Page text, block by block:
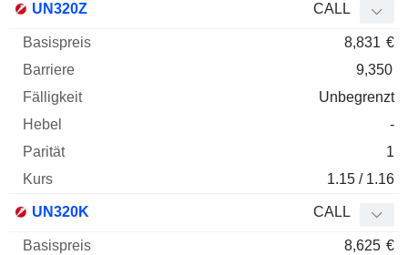
UN320Z CALL
8,831 €
9,350
Unbegrenzt
-
1
1.15 / 1.16
UN320K CALL
8,625 €